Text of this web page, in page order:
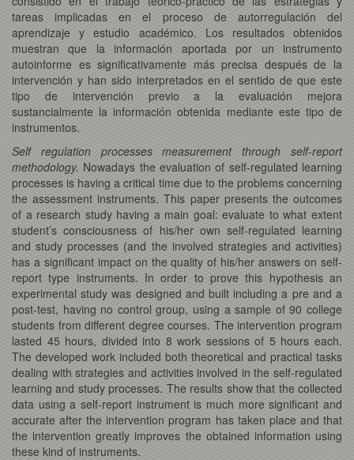
tareas implicadas en el proceso de autorregulación del
aprendizaje y estudio académico. Los resultados obtenidos
muestran que la información aportada por un instrumento
autoinforme es significativamente más precisa después de la
intervención y han sido interpretados en el sentido de que este
tipo de intervención previo a la evaluación mejora
sustancialmente la información obtenida mediante este tipo de
instrumentos.
Self regulation processes measurement through self-report
methodology. Nowadays the evaluation of self-regulated learning
processes is having a critical time due to the problems concerning
the assessment instruments. This paper presents the outcomes
of a research study having a main goal: evaluate to what extent
student’s consciousness of his/her own self-regulated learning
and study processes (and the involved strategies and activities)
has a significant impact on the quality of his/her answers on self-
report type instruments. In order to prove this hypothesis an
experimental study was designed and built including a pre and a
post-test, having no control group, using a sample of 90 college
students from different degree courses. The intervention program
lasted 45 hours, divided into 8 work sessions of 5 hours each.
The developed work included both theoretical and practical tasks
dealing with strategies and activities involved in the self-regulated
learning and study processes. The results show that the collected
data using a self-report instrument is much more significant and
accurate after the intervention program has taken place and that
the intervention greatly improves the obtained information using
these kind of instruments.